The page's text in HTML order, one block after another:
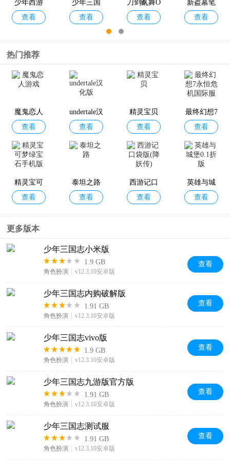
少年西游
记2
查看
少年三国
志2官方版
查看
刀剑乱舞O
NLINE手
查看
新盗墓笔
记手游官
查看
天使纪元
小米版
查看
三国云梦
录官方版
查看
三十六计
变态版手
查看
绯色回响
国际服
查看
战火与永
恒手游官
查看
狂暴之翼
无限充值
查看
狂暴之翼2
满v版
查看
绯红的神
约国际服
查看
热门推荐
魔鬼恋人
游戏
查看
undertale汉
化版
查看
精灵宝贝
查看
最终幻想7
永恒危机
国际服
查看
精灵宝可
梦绿宝石
查看
泰坦之路
查看
西游记口
袋版(降妖
查看
英雄与城
堡0.1折版
查看
更多版本
少年三国志小米版
1.9 GB
角色扮演 v12.3.10安卓版
查看
少年三国志内购破解版
1.91 GB
角色扮演 v12.3.10安卓版
查看
少年三国志vivo版
1.9 GB
角色扮演 v12.3.10安卓版
查看
少年三国志九游版官方版
1.91 GB
角色扮演 v12.3.10安卓版
查看
少年三国志测试服
1.91 GB
角色扮演 v12.3.10安卓版
查看